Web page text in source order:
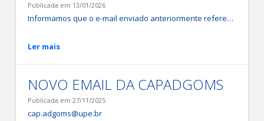
Publicada em 13/01/2026
Informamos que o e-mail enviado anteriormente referente ao RAD 2025 foi disparado por engano. O sistema responsável pelo RAD encontra-se atualmente em fase de testes e carregamento de dados para o RAD 2026, e o envio ocorreu de forma não intencional durante esse processo. Portanto, o conteúdo do e-mail deve ser desconsiderado. Ressaltamos que, quando o sistema estiver devidamente validado e disponível para uso oficial, um novo comunicado será encaminhado com todas as orientações corretas e prazos aplicáveis. Pedimos desculpas por qualquer transtorno causado e agradecemos pela compreensão. Atenciosamente,
Ler mais
NOVO EMAIL DA CAPADGOMS
Publicada em 27/11/2025
cap.adgoms@upe.br